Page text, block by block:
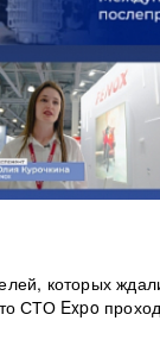
которых
СТО Expo